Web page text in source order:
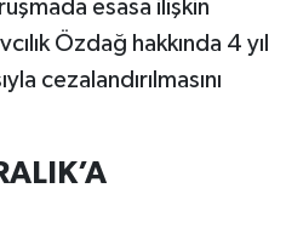
esasa ilişkin
Özdağ hakkında 4 yıl
cezalandırılmasını